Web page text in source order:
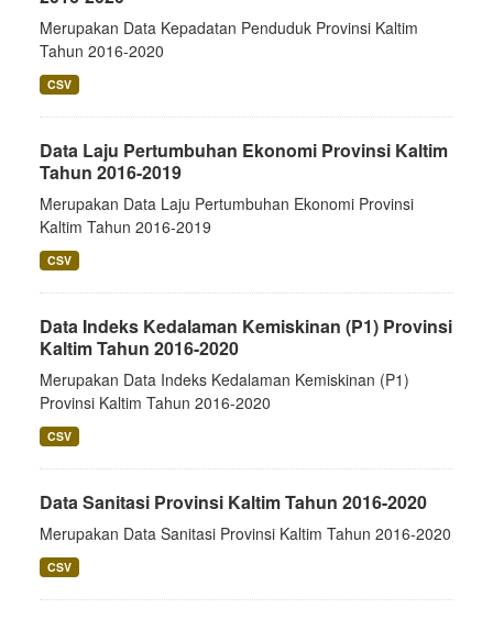
Merupakan Data Kepadatan Penduduk Provinsi Kaltim
Tahun 2016-2020
CSV
Data Laju Pertumbuhan Ekonomi Provinsi Kaltim
Tahun 2016-2019
Merupakan Data Laju Pertumbuhan Ekonomi Provinsi
Kaltim Tahun 2016-2019
CSV
Data Indeks Kedalaman Kemiskinan (P1) Provinsi
Kaltim Tahun 2016-2020
Merupakan Data Indeks Kedalaman Kemiskinan (P1)
Provinsi Kaltim Tahun 2016-2020
CSV
Data Sanitasi Provinsi Kaltim Tahun 2016-2020
Merupakan Data Sanitasi Provinsi Kaltim Tahun 2016-2020
CSV